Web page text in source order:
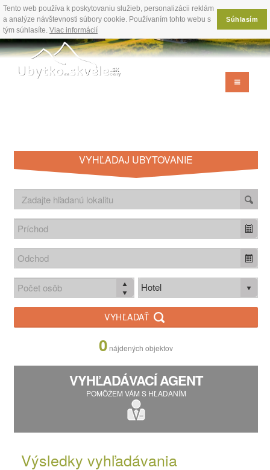
Tento web používa k poskytovaniu služieb, personalizácii reklám
a analýze návštevnosti súbory cookie. Používaním tohto webu s
tým súhlasíte. Viac informácií
Súhlasím
VYHĽADAJ UBYTOVANIE
Hotel
VYHĽADAŤ
0 nájdených objektov
VYHĽADÁVACÍ AGENT
POMÔŽEM VÁM S HĽADANÍM
Výsledky vyhľadávania